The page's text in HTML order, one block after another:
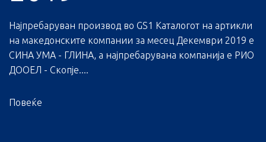
Најпребаруван производ во GS1 Каталогот на артикли
на македонските компании за месец Декември 2019 е
СИНА УМА - ГЛИНА, а најпребарувана компанија е РИО
ДООЕЛ - Скопје....
Повеќе